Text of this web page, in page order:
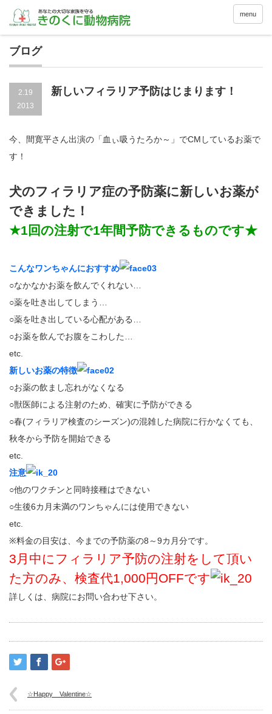
menu
ブログ
2.19
2013
新しいフィラリア予防はじまります！
今、間寛平さん出演の「血ぃ吸うたろか～」でCMしているお薬で
す！
犬のフィラリア症の予防薬に新しいお薬が
できました！
★1回の注射で1年間予防できるものです★
こんなワンちゃんにおすすめ
○なかなかお薬を飲んでくれない…
○薬を吐き出してしまう…
○薬を吐き出している心配がある…
○お薬を飲んでお腹をこわした…
etc.
新しいお薬の特徴
○お薬の飲まし忘れがなくなる
○獣医師による注射のため、確実に予防ができる
○春(フィラリア検査のシーズン)の混雑した病院に行かなくても、
秋冬から予防を開始できる
etc.
注意
○他のワクチンと同時接種はできない
○生後6カ月未満のワンちゃんには使用できない
etc.
※料金の目安は、今までの予防薬の8～9カ月分です。
3月中にフィラリア予防の注射をして頂い
た方のみ、検査代1,000円OFFです
詳しくは、病院にお問い合わせ下さい。
☆Happy Valentine☆